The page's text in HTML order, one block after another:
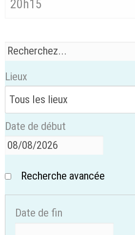
20h15
Lieux
Date de début
Recherche avancée
Date de fin